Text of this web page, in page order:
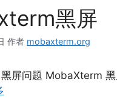
黑屏
作者 mobaxterm.org
屏问题 MobaXterm 黑